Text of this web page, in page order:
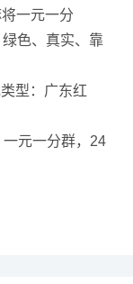
一元一分
色、真实、靠
型：广东红
元一分群，24